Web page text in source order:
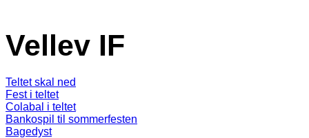
Vellev IF
Teltet skal ned
Fest i teltet
Colabal i teltet
Bankospil til sommerfesten
Bagedyst